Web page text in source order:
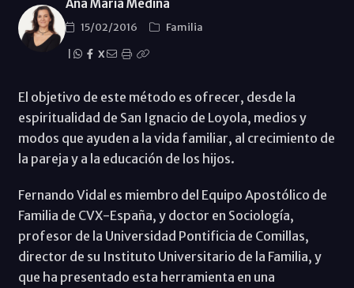
Ana María Medina
15/02/2016
Familia
X
El objetivo de este método es ofrecer, desde la
espiritualidad de San Ignacio de Loyola, medios y
modos que ayuden a la vida familiar, al crecimiento de
la pareja y a la educación de los hijos.
Fernando Vidal es miembro del Equipo Apostólico de
Familia de CVX-España, y doctor en Sociología,
profesor de la Universidad Pontificia de Comillas,
director de su Instituto Universitario de la Familia, y
que ha presentado esta herramienta en una